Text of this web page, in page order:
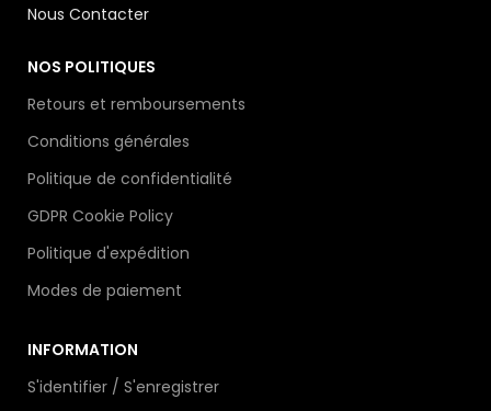
Nous Contacter
NOS POLITIQUES
Retours et remboursements
Conditions générales
Politique de confidentialité
GDPR Cookie Policy
Politique d'expédition
Modes de paiement
INFORMATION
S'identifier / S'enregistrer